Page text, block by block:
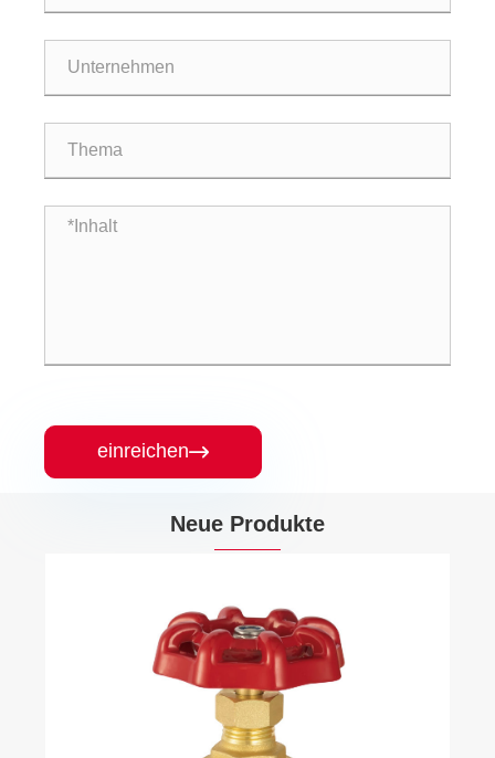
einreichen
Neue Produkte